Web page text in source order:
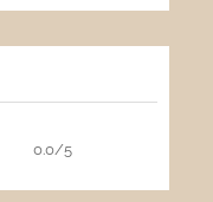
0.0/5